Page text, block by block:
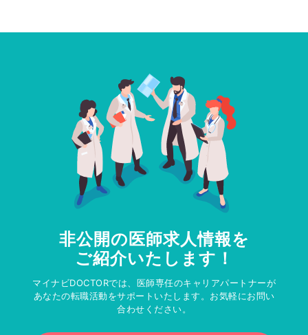
非公開の医師求人情報を
ご紹介いたします！
マイナビDOCTORでは、医師専任のキャリアパートナーが
あなたの転職活動をサポートいたします。お気軽にお問い
合わせください。